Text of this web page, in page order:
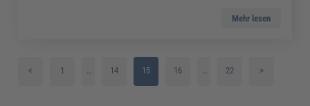
Mehr lesen
< 1 … 14 15 16 … 22 >